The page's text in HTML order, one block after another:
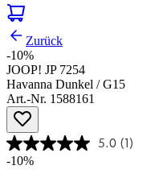
Zurück
-10%
JOOP! JP 7254
Havanna Dunkel / G15
Art.-Nr. 1588161
5.0 (1)
-10%